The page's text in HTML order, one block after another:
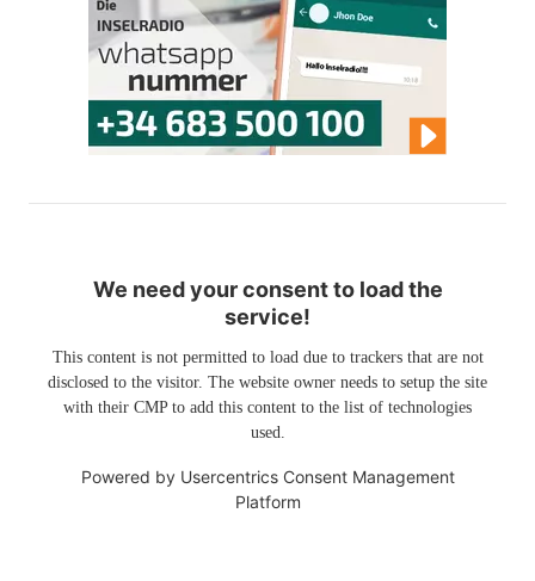
We need your consent to load the
service!
This content is not permitted to load due to trackers that are not
disclosed to the visitor. The website owner needs to setup the site
with their CMP to add this content to the list of technologies
used.
Powered by Usercentrics Consent Management
Platform